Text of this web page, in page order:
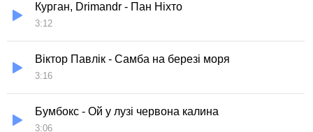
Курган, Drimandr - Пан Ніхто
3:12
Віктор Павлік - Самба на березі моря
3:16
Бумбокс - Ой у лузі червона калина
3:06